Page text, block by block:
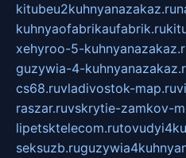
kitubeu2kuhnyanazakaz.ru
kuhnyaofabrikaufabrik.ru
xehyroo-5-
guzywia-4-
cs68.ruvladivostok-map.ru
raszar.ruvskrytie-zamkov-
lipetsktelecom.ru
seksuzb.ru